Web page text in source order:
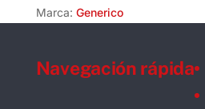
Marca: Generico
Navegación rápida